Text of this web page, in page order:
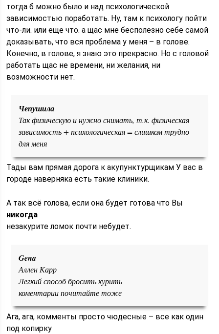
тогда б можно было и над психологической
зависимостью поработать. Ну, там к психологу пойти
что-ли. или еще что. а щас мне бесполезно себе самой
доказывать, что вся проблема у меня – в голове.
Конечно, в голове, я знаю это прекрасно. Но с головой
работать щас не времени, ни желания, ни
возможности нет.
Чепушила
Так физическую и нужно снимать, т.к. физическая
зависимость + психологическая = слишком трудно
для меня
Тады вам прямая дорога к акупунктурщикамУ вас в
городе наверняка есть такие клиники.
А так всё голова, если она будет готова что Вы
никогда
незакурите ломок почти небудет.
Gena
Аллен Карр
Легкий способ бросить курить
коментарии почитайте тоже
Ага, ага, комменты просто чюдесные – все как один
под копирку